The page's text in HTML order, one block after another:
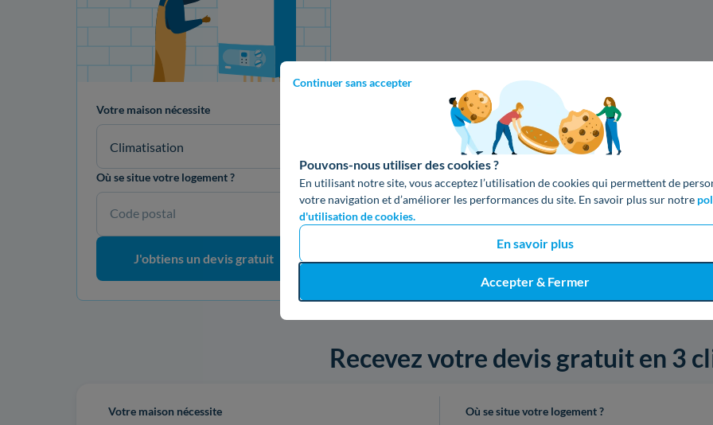
Continuer sans accepter
Pouvons-nous utiliser des cookies ?
En utilisant notre site, vous acceptez l’utilisation de cookies qui permettent de
votre navigation et d’améliorer les performances du site. En savoir plus sur notre
d'utilisation de cookies.
En savoir plus
Accepter & Fermer
Votre maison nécessite
Climatisation
Où se situe votre logement ?
Code postal
J'obtiens un devis gratuit
Recevez votre devis gratuit en 3
Votre maison nécessite Où se situe votre logement ?